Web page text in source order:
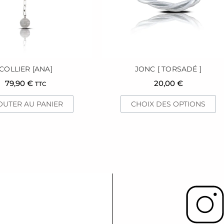
[ANA]
79,90 € TTC
AU PANIER
JONC [ TORSADÉ ]
20,00 €
CHOIX DES OPTIONS